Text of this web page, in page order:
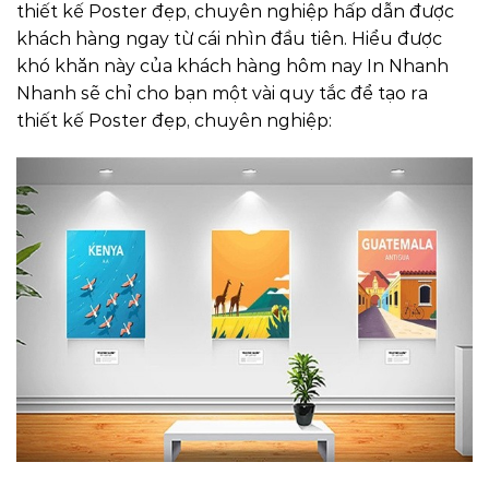
thiết kế Poster đẹp, chuyên nghiệp hấp dẫn được
khách hàng ngay từ cái nhìn đầu tiên. Hiểu được
khó khăn này của khách hàng hôm nay In Nhanh
Nhanh sẽ chỉ cho bạn một vài quy tắc để tạo ra
thiết kế Poster đẹp, chuyên nghiệp: